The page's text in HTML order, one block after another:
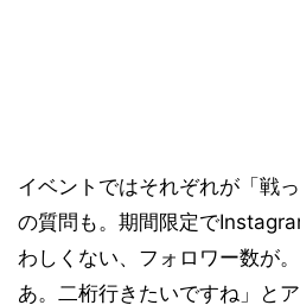
イベントではそれぞれが「戦
の質問も。期間限定で
わしくない、フォロワー数が
あ。二桁行きたいですね」と